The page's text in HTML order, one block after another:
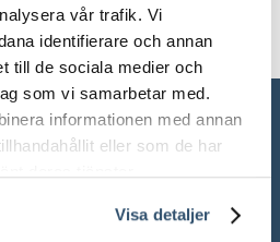
vår trafik. Vi
identifierare och annan
till de sociala medier och
som vi samarbetar med.
informationen med annan
eller som de har
Visa detaljer